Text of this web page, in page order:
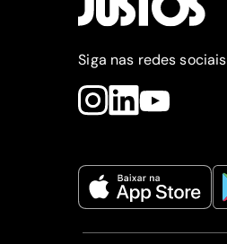
Siga nas redes sociais